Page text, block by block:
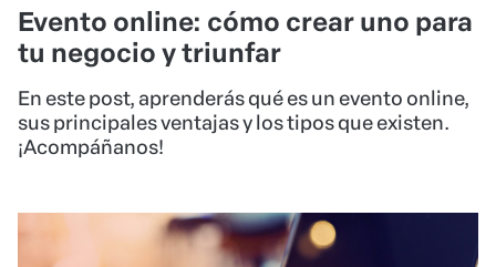
Evento online: cómo crear uno para
tu negocio y triunfar
En este post, aprenderás qué es un evento online,
sus principales ventajas y los tipos que existen.
¡Acompáñanos!